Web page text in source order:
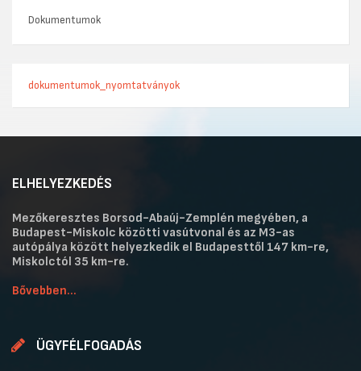
Dokumentumok
dokumentumok_nyomtatványok
ELHELYEZKEDÉS
Mezőkeresztes Borsod-Abaúj-Zemplén megyében, a
Budapest-Miskolc közötti vasútvonal és az M3-as
autópálya között helyezkedik el Budapesttől 147 km-re,
Miskolctól 35 km-re.
Bővebben...
ÜGYFÉLFOGADÁS